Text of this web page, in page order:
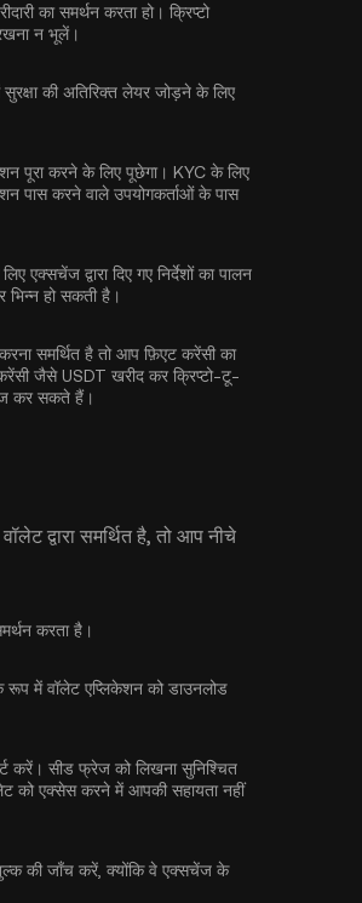
का समर्थन करता हो। क्रिप्टो
न भूलें।
की अतिरिक्त लेयर जोड़ने के लिए
पूरा करने के लिए पूछेगा। KYC के लिए
पास करने वाले उपयोगकर्ताओं के पास
एक्सचेंज द्वारा दिए गए निर्देशों का पालन
हो सकती है।
समर्थित है तो आप फ़िएट करेंसी का
जैसेUSDT खरीद कर क्रिप्टो-टू-
कर सकते हैं।
द्वारा समर्थित है, तो आप नीचे
करता है।
में वॉलेट एप्लिकेशन को डाउनलोड
करें। सीड फ्रेज को लिखना सुनिश्चित
को एक्सेस करने में आपकी सहायता नहीं
शुल्क की जाँच करें, क्योंकि वे एक्सचेंज के